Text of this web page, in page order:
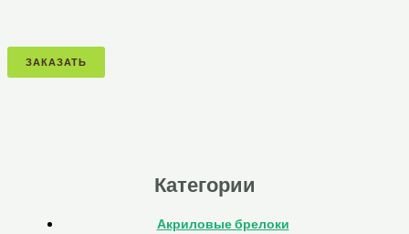
ЗАКАЗАТЬ
Категории
Акриловые брелоки